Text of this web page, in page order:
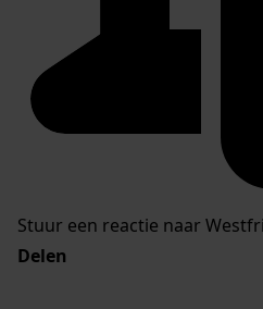
Stuur een reactie naar
Delen